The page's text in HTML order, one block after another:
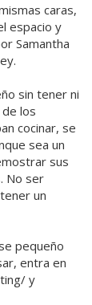
caras,
espacio y
Samantha
sin tener ni
los
cocinar, se
sea un
sus
No ser
un
pequeño
entra en
y